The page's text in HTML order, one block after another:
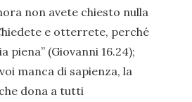
non avete chiesto nulla
e otterrete, perché
piena” (Giovanni 16.24);
manca di sapienza, la
dona a tutti